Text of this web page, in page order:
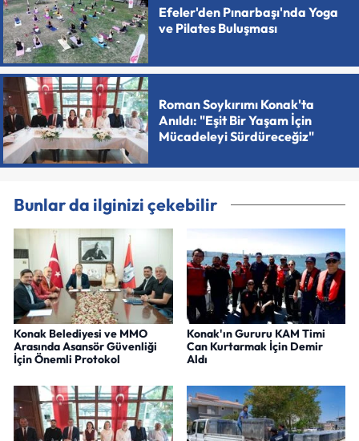
Efeler'den Pınarbaşı'nda Yoga
ve Pilates Buluşması
Roman Soykırımı Konak'ta
Anıldı: "Eşit Bir Yaşam İçin
Mücadeleyi Sürdüreceğiz"
Bunlar da ilginizi çekebilir
Konak Belediyesi ve MMO
Arasında Asansör Güvenliği
İçin Önemli Protokol
Konak'ın Gururu KAM Timi
Can Kurtarmak İçin Demir
Aldı